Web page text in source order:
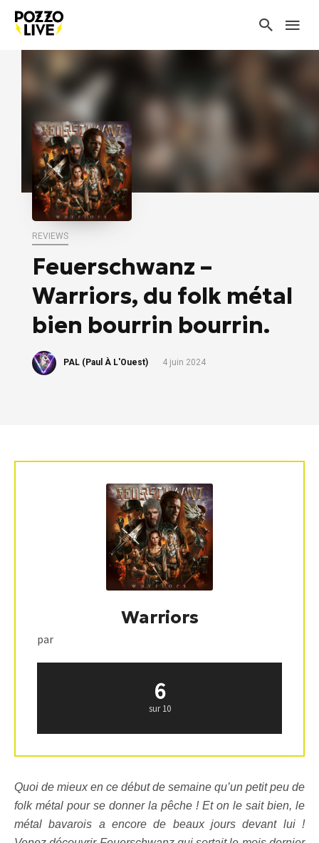
REVIEWS
Feuerschwanz –
Warriors, du folk métal
bien bourrin bourrin.
PAL (Paul À L'Ouest) 4 juin 2024
Warriors
par
6
sur 10
Quoi de mieux en ce début de semaine qu’un petit peu de
folk métal pour se donner la pêche ! Et on le sait bien, le
métal bavarois a encore de beaux jours devant lui !